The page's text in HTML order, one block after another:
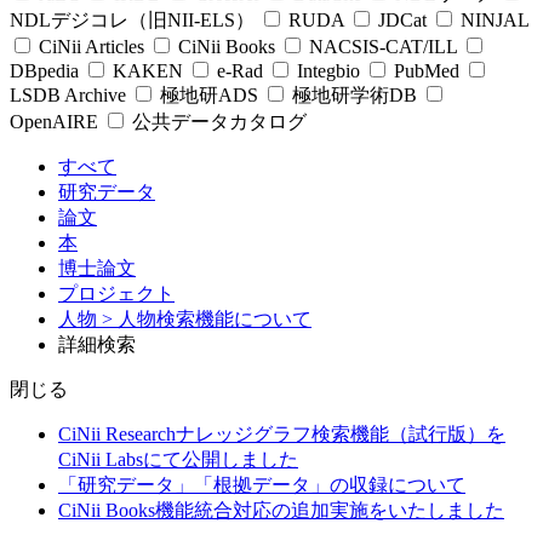
NDLデジコレ（旧NII-ELS）
RUDA JDCat
NINJAL
CiNii Articles
CiNii Books
NACSIS-CAT/ILL
DBpedia
KAKEN e-Rad Integbio
PubMed
LSDB Archive
極地研ADS
極地研学術DB
OpenAIRE
公共データカタログ
すべて
研究データ
論文
本
博士論文
プロジェクト
人物 > 人物検索機能について
詳細検索
閉じる
CiNii Researchナレッジグラフ検索機能（試行版）を
CiNii Labsにて公開しました
「研究データ」「根拠データ」の収録について
CiNii Books機能統合対応の追加実施をいたしました